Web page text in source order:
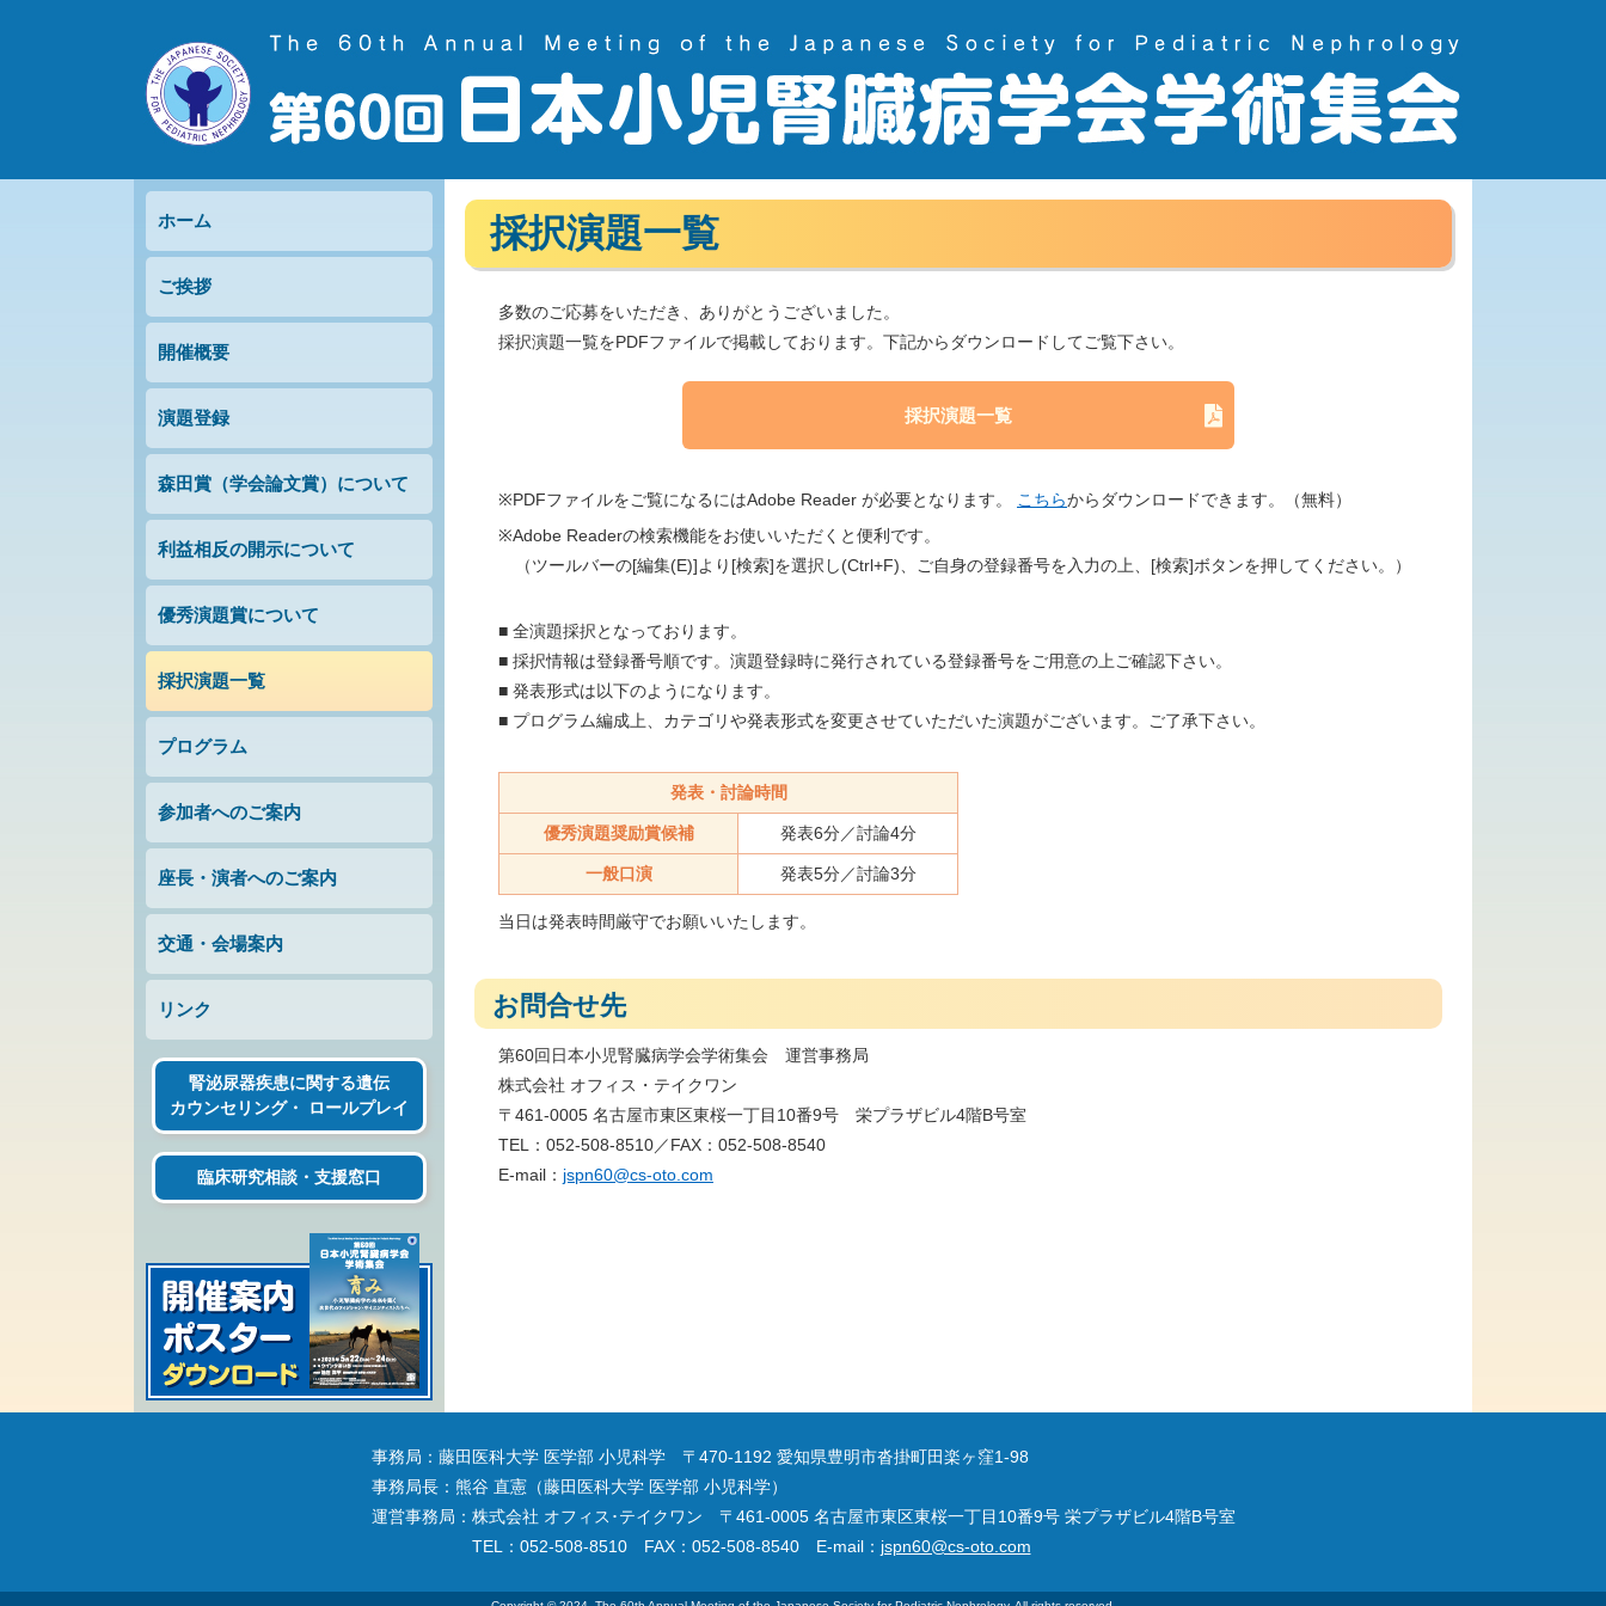
ホーム
ご挨拶
開催概要
演題登録
森田賞（学会論文賞）について
利益相反の開示について
優秀演題賞について
採択演題一覧
プログラム
参加者へのご案内
座長・演者へのご案内
交通・会場案内
リンク
腎泌尿器疾患に関する遺伝
カウンセリング・ ロールプレイ
臨床研究相談・支援窓口
採択演題一覧
多数のご応募をいただき、ありがとうございました。
採択演題一覧をPDFファイルで掲載しております。下記からダウンロードしてご覧下さい。
採択演題一覧
※PDFファイルをご覧になるにはAdobe Reader が必要となります。 こちらからダウンロードできます。（無料）
※Adobe Readerの検索機能をお使いいただくと便利です。
（ツールバーの[編集(E)]より[検索]を選択し(Ctrl+F)、ご自身の登録番号を入力の上、[検索]ボタンを押してください。）
■ 全演題採択となっております。
■ 採択情報は登録番号順です。演題登録時に発行されている登録番号をご用意の上ご確認下さい。
■ 発表形式は以下のようになります。
■ プログラム編成上、カテゴリや発表形式を変更させていただいた演題がございます。ご了承下さい。
発表・討論時間
優秀演題奨励賞候補 発表6分／討論4分
一般口演 発表5分／討論3分
当日は発表時間厳守でお願いいたします。
お問合せ先
第60回日本小児腎臓病学会学術集会 運営事務局
株式会社 オフィス・テイクワン
〒461-0005 名古屋市東区東桜一丁目10番9号 栄プラザビル4階B号室
TEL：052-508-8510／FAX：052-508-8540
E-mail： jspn60@cs-oto.com
事務局：藤田医科大学 医学部 小児科学 〒470-1192 愛知県豊明市沓掛町田楽ヶ窪1-98
事務局長：熊谷 直憲（藤田医科大学 医学部 小児科学）
運営事務局：株式会社 オフィス･テイクワン 〒461-0005 名古屋市東区東桜一丁目10番9号 栄プラザビル4階B号室
TEL：052-508-8510 FAX：052-508-8540 E-mail： jspn60@cs-oto.com